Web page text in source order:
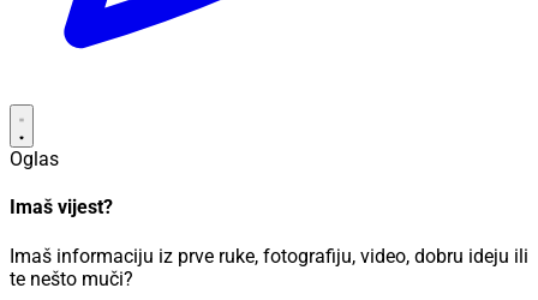
Oglas
Imaš vijest?
Imaš informaciju iz prve ruke, fotografiju, video, dobru ideju ili
te nešto muči?